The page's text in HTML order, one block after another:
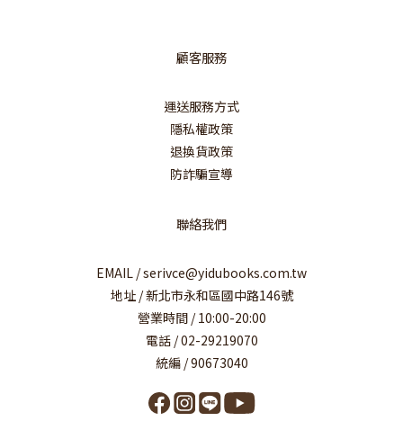
顧客服務
運送服務方式
隱私權政策
退換貨政策
防詐騙宣導
聯絡我們
EMAIL / serivce@yidubooks.com.tw
地址 / 新北市永和區國中路146號
營業時間 / 10:00-20:00
電話 / 02-29219070
統編 / 90673040